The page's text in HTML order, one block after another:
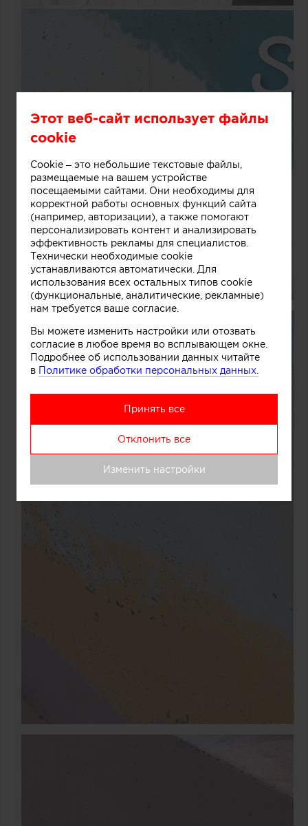
Этот веб-сайт использует файлы
cookie
Cookie – это небольшие текстовые файлы,
размещаемые на вашем устройстве
посещаемыми сайтами. Они необходимы для
корректной работы основных функций сайта
(например, авторизации), а также помогают
персонализировать контент и анализировать
эффективность рекламы для специалистов.
Технически необходимые cookie
устанавливаются автоматически. Для
использования всех остальных типов cookie
(функциональные, аналитические, рекламные)
нам требуется ваше согласие.
Вы можете изменить настройки или отозвать
согласие в любое время во всплывающем окне.
Подробнее об использовании данных читайте
в Политике обработки персональных данных.
Принять все
Отклонить все
Изменить настройки